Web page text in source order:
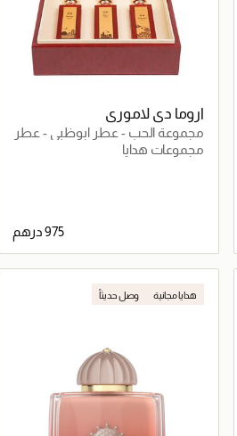
اروما دي لاموري
مجموعة الحب - عطر ابوظبي - عطر
ميلانو - عطر ميامي
مجموعات هدايا
⁦975⁩ درهم
جاري تحميل التفاصيل
هدايا مجانية وصل حديثاً